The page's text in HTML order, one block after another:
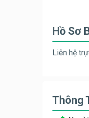
Hồ Sơ
Liên hệ
Thông